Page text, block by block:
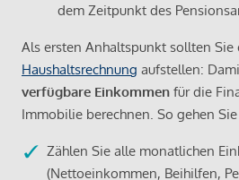
dem Zeitpunkt des
Als ersten Anhaltspunkt sollten Sie
Haushaltsrechnung aufstellen:
verfügbare Einkommen für die
Immobilie berechnen. So gehen
Zählen Sie alle monatlichen
(Nettoeinkommen, Beihilfen,